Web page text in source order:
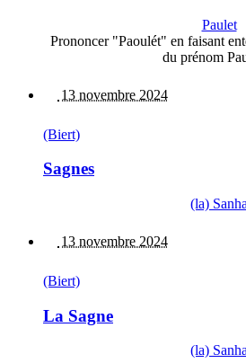
Paulet
Prononcer "Paoulét" en faisant
du prénom
13 novembre 2024
(Biert)
Sagnes
(la) Sanha
13 novembre 2024
(Biert)
La Sagne
(la)